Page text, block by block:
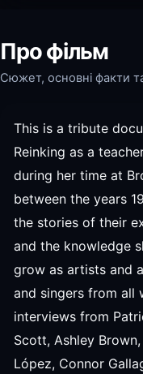
Про фільм
Сюжет, основні факти
This is a tribute
Reinking as a
during her time at
between the years
the stories of their
and the knowledge
grow as artists and
and singers from all
interviews from
Scott, Ashley
López, Connor